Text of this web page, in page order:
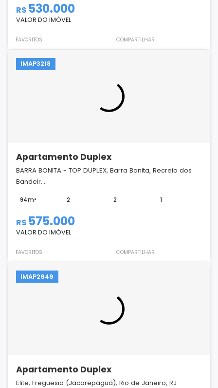
R$ 530.000
VALOR DO IMÓVEL
FAVORITOS COMPARTILHAR
IMAP3218
Apartamento Duplex
BARRA BONITA - TOP DUPLEX, Barra Bonita, Recreio dos
Bandeir...
94m² 2 2 1
R$ 575.000
VALOR DO IMÓVEL
FAVORITOS COMPARTILHAR
IMAP2949
Apartamento Duplex
Elite, Freguesia (Jacarepaguá), Rio de Janeiro, RJ